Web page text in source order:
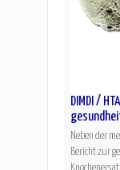
in der
DIMDI /
Neben der
Bericht zur